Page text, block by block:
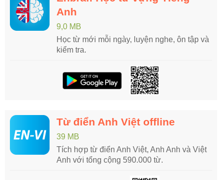
Anh
9,0 MB
Học từ mới mỗi ngày, luyện nghe, ôn tập và
kiểm tra.
Từ điển Anh Việt offline
39 MB
Tích hợp từ điển Anh Việt, Anh Anh và Việt
Anh với tổng cộng 590.000 từ.